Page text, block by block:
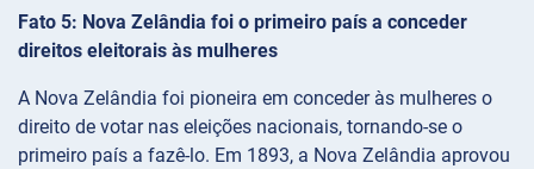
Fato 5: Nova Zelândia foi o primeiro país a conceder
direitos eleitorais às mulheres
A Nova Zelândia foi pioneira em conceder às mulheres o
direito de votar nas eleições nacionais, tornando-se o
primeiro país a fazê-lo. Em 1893, a Nova Zelândia aprovou